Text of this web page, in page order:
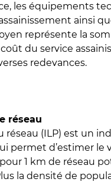
les équipements
ainsi
représente la
du service
redevances.
réseau
réseau (ILP) est un
permet d’estimer le
1 km de réseau
la densité de